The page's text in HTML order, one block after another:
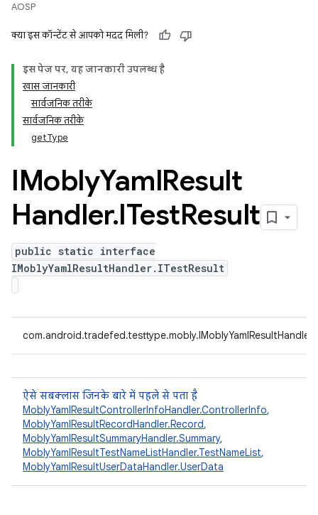
AOSP
क्या इस कॉन्टेंट से आपको मदद मिली?
इस पेज पर, यह जानकारी उपलब्ध है
खास जानकारी
सार्वजनिक तरीके
सार्वजनिक तरीके
getType
IMoblyYamlResult
Handler.ITestResult
public static interface
IMoblyYamlResultHandler.ITestResult
ऐसे सबक्लास जिनके बारे में पहले से पता है
MoblyYamlResultControllerInfoHandler.ControllerInfo,
MoblyYamlResultRecordHandler.Record,
MoblyYamlResultSummaryHandler.Summary,
MoblyYamlResultTestNameListHandler.TestNameList,
MoblyYamlResultUserDataHandler.UserData